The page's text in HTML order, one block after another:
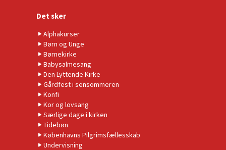
Det sker
Alphakurser
Børn og Unge
Børnekirke
Babysalmesang
Den Lyttende Kirke
Gårdfest i sensommeren
Konfi
Kor og lovsang
Særlige dage i kirken
Tidebøn
Københavns Pilgrimsfællesskab
Undervisning